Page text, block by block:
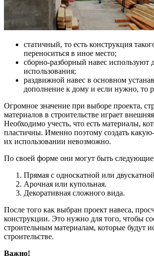
статичный, то есть конструкция
переноситься в иное место;
сборно-разборный навес используют
использования;
раздвижной навес в основном
дополнение к дому и если нужно, то
Огромное значение при выборе проекта,
материалов в строительстве играет
Необходимо учесть, что есть материалы,
пластичны. Именно поэтому создать
их использовании невозможно.
По своей форме они могут быть
Прямая с односкатной или
Арочная или купольная.
Декоративная сложного вида.
После того как выбран проект навеса,
конструкции. Это нужно для того, чтобы
строительным материалам, которые будут
строительстве.
Важно!